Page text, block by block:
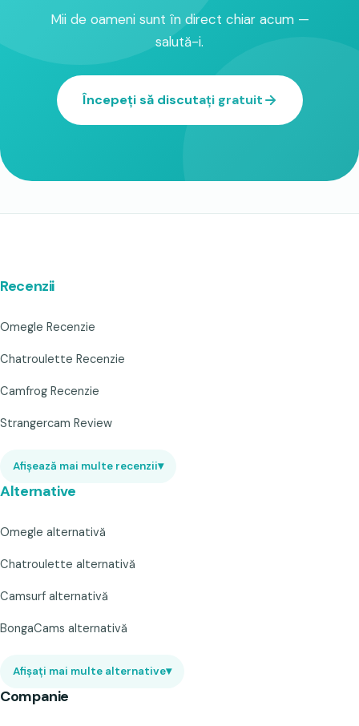
Mii de oameni sunt în direct chiar acum —
salută-i.
Începeți să discutați gratuit
Recenzii
Omegle Recenzie
Chatroulette Recenzie
Camfrog Recenzie
Strangercam Review
Afișează mai multe recenzii▾
Alternative
Omegle alternativă
Chatroulette alternativă
Camsurf alternativă
BongaCams alternativă
Afișați mai multe alternative▾
Companie